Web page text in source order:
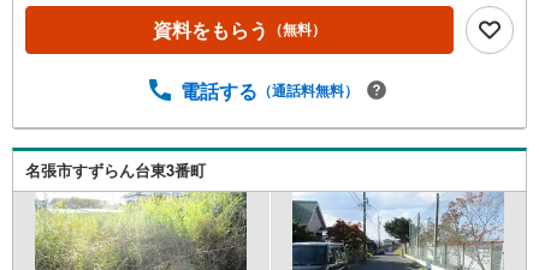
資料をもらう （無料）
電話する （通話料無料）
名張市すずらん台東3番町